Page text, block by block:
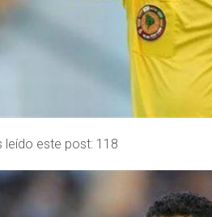
leído este post: 118